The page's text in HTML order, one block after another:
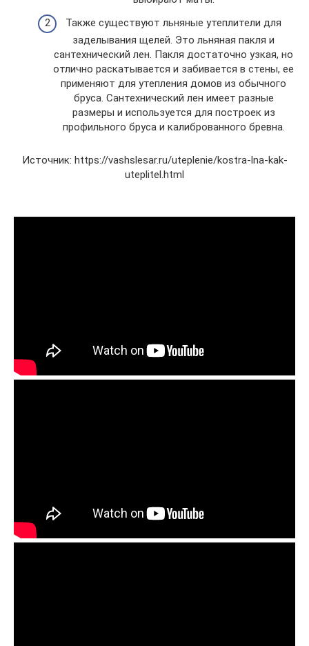
Также существуют льняные утеплители для
заделывания щелей. Это льняная пакля и
сантехнический лен. Пакля достаточно узкая, но
отлично раскатывается и забивается в стены, ее
применяют для утепления домов из обычного
бруса. Сантехнический лен имеет разные
размеры и используется для построек из
профильного бруса и калиброванного бревна.
Источник: https://vashslesar.ru/uteplenie/kostra-lna-kak-
uteplitel.html